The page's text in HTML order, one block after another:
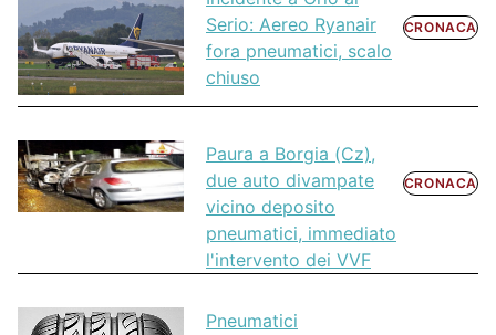
Serio: Aereo Ryanair
fora pneumatici, scalo
chiuso
CRONACA
Paura a Borgia (Cz),
due auto divampate
vicino deposito
pneumatici, immediato
l'intervento dei VVF
CRONACA
Pneumatici